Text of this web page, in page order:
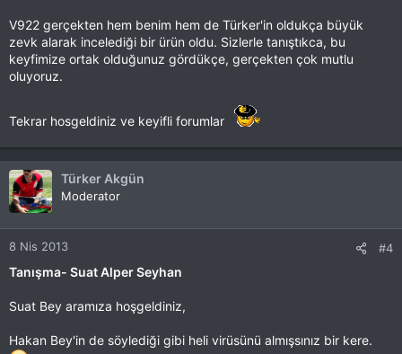
V922 gerçekten hem benim hem de Türker'in oldukça büyük
zevk alarak incelediği bir ürün oldu. Sizlerle tanıştıkca, bu
keyfimize ortak olduğunuz gördükçe, gerçekten çok mutlu
oluyoruz.
Tekrar hosgeldiniz ve keyifli forumlar
Türker Akgün
Moderator
8 Nis 2013 #4
Tanışma- Suat Alper Seyhan
Suat Bey aramıza hoşgeldiniz,
Hakan Bey'in de söylediği gibi heli virüsünü almışsınız bir kere.